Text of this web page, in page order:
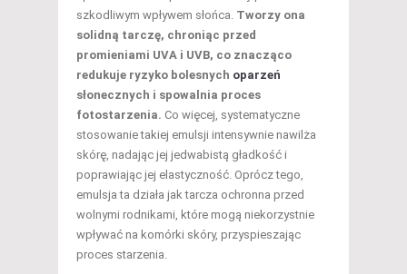
szkodliwym wpływem słońca. Tworzy ona
solidną tarczę, chroniąc przed
promieniami UVA i UVB, co znacząco
redukuje ryzyko bolesnych oparzeń
słonecznych i spowalnia proces
fotostarzenia. Co więcej, systematyczne
stosowanie takiej emulsji intensywnie nawilża
skórę, nadając jej jedwabistą gładkość i
poprawiając jej elastyczność. Oprócz tego,
emulsja ta działa jak tarcza ochronna przed
wolnymi rodnikami, które mogą niekorzystnie
wpływać na komórki skóry, przyspieszając
proces starzenia.